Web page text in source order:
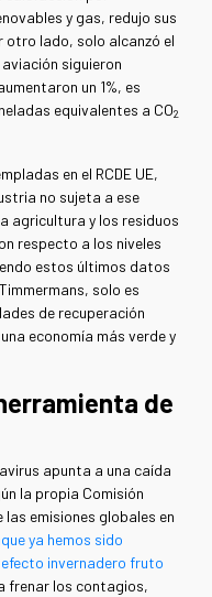
y gas, redujo sus
otro lado, solo alcanzó el
siguieron
un 1%, es
equivalentes a CO2
en el RCDE UE,
no sujeta a ese
agricultura y los residuos
respecto a los niveles
estos últimos datos
solo es
de recuperación
economía más verde y
de
apunta a una caída
la propia Comisión
emisiones globales en
ya hemos sido
invernadero fruto
frenar los contagios,